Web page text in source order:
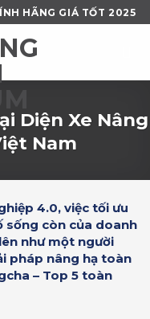
HÃNG GIÁ TỐT 2025
Diện Xe Nâng
Nam
4.0, việc tối ưu
sống còn của doanh
như một người
pháp nâng hạ toàn
– Top 5 toàn